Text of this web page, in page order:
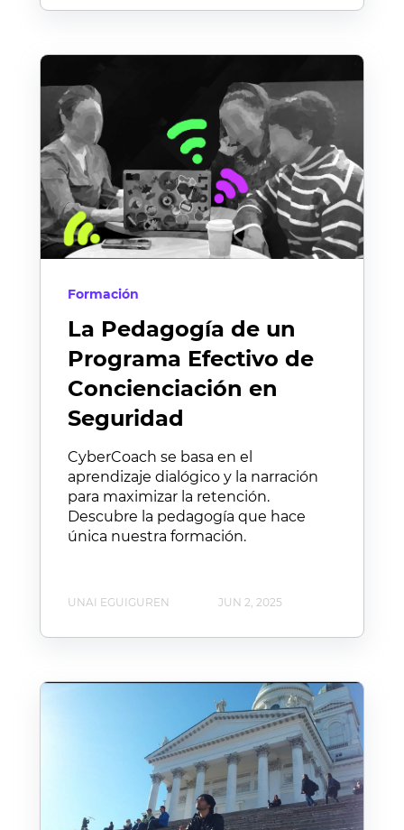
Formación
La Pedagogía de un
Programa Efectivo de
Concienciación en
Seguridad
CyberCoach se basa en el
aprendizaje dialógico y la narración
para maximizar la retención.
Descubre la pedagogía que hace
única nuestra formación.
UNAI EGUIGUREN JUN 2, 2025